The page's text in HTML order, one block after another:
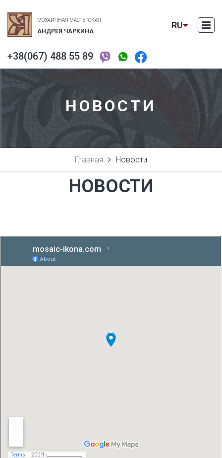
МОЗАИЧНАЯ МАСТЕРСКАЯ
АНДРЕЯ ЧАРКИНА
RU
+38(067) 488 55 89
НОВОСТИ
Главная Новости
НОВОСТИ